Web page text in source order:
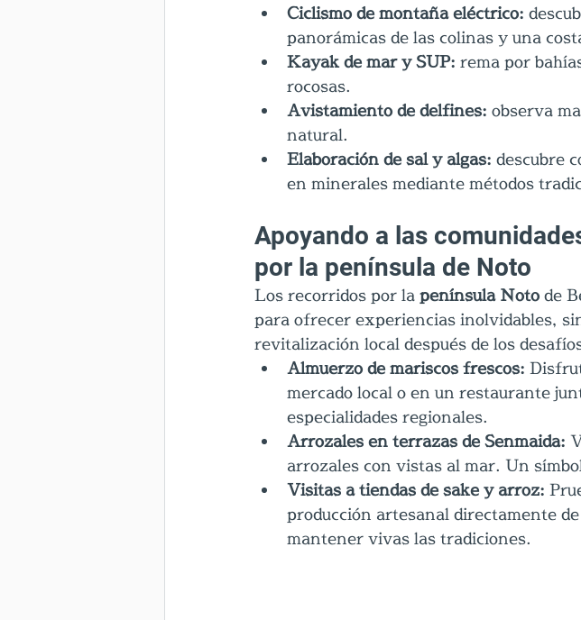
Ciclismo de montaña eléctrico:
panorámicas de las colinas y una
Kayak de mar y SUP: rema por
rocosas.
Avistamiento de delfines: observa
natural.
Elaboración de sal y algas: descubre
en minerales mediante métodos
Apoyando a las
por la península de Noto
Los recorridos por la península Noto de
para ofrecer experiencias inolvidables,
revitalización local después de los
Almuerzo de mariscos frescos:
mercado local o en un restaurante
especialidades regionales.
Arrozales en terrazas de Senmaida:
arrozales con vistas al mar. Un
Visitas a tiendas de sake y arroz:
producción artesanal directamente
mantener vivas las tradiciones.